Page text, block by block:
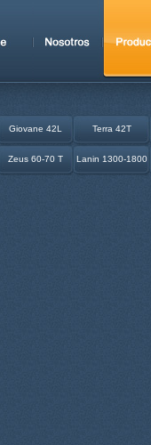
Giovane 42L Terra 42T
Zeus 60-70 T Lanin 1300-1800